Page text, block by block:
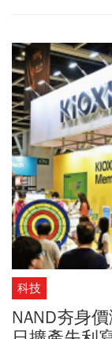
升約700%，推升公
期產業供應要到
資信心來說，可以
持續上揚，產業供
南亞科（2408）、
(2337）等台灣記憶
華邦電週四午盤漲
從本土投顧、外資
70%空間可期。
科技
NAND夯身